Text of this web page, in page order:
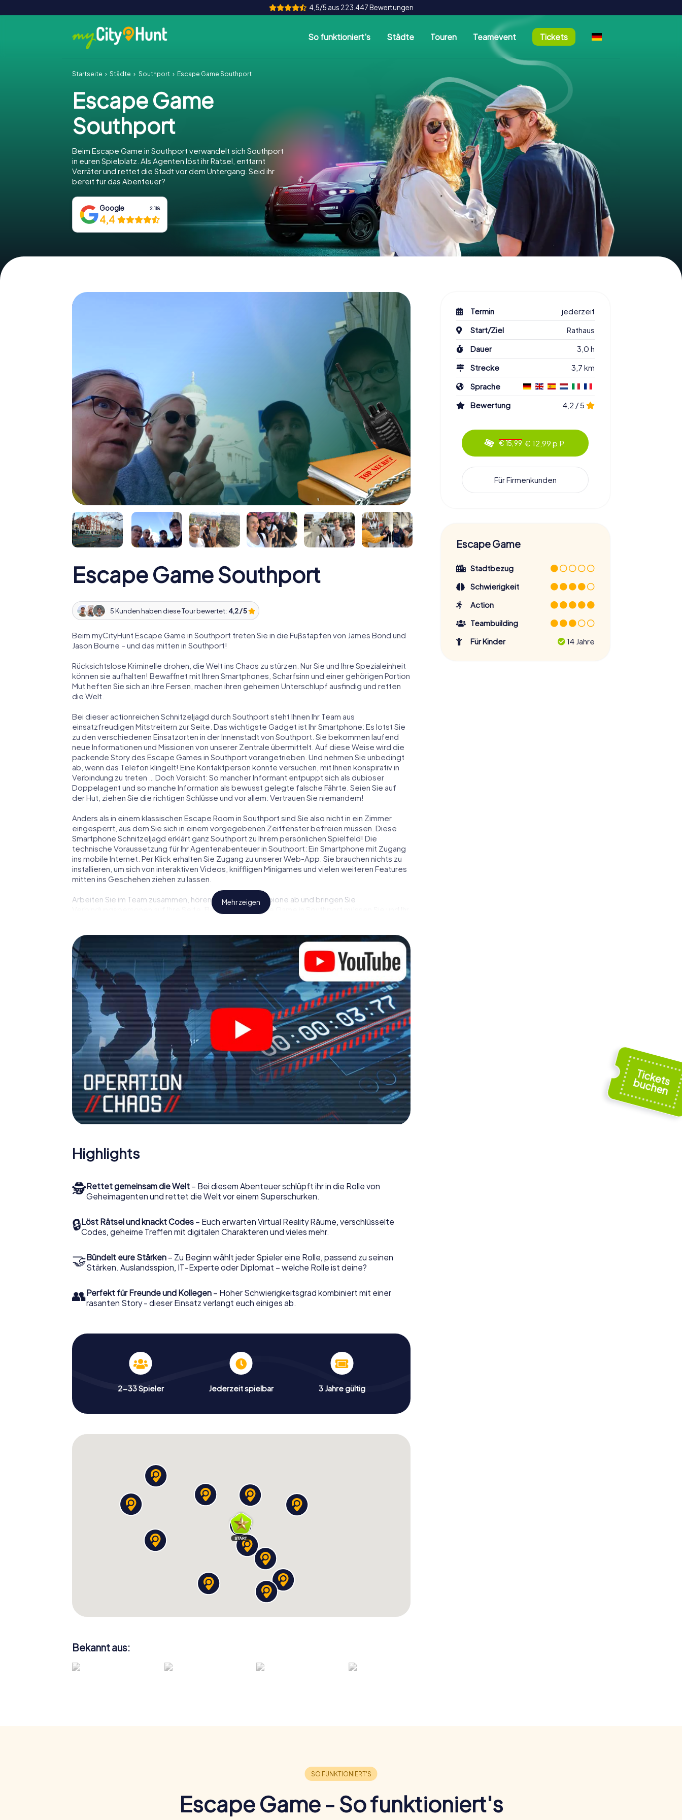
4,5/5 aus 223.447 Bewertungen
So funktioniert's Städte Touren Teamevent Tickets
Startseite Städte Southport Escape Game Southport
Escape Game
Southport
Beim Escape Game in Southport verwandelt sich Southport
in euren Spielplatz. Als Agenten löst ihr Rätsel, enttarnt
Verräter und rettet die Stadt vor dem Untergang. Seid ihr
bereit für das Abenteuer?
Google 2.118
4,4
Escape Game Southport
5 Kunden haben diese Tour bewertet: 4,2 / 5
Beim myCityHunt Escape Game in Southport treten Sie in die Fußstapfen von James Bond und
Jason Bourne – und das mitten in Southport!
Rücksichtslose Kriminelle drohen, die Welt ins Chaos zu stürzen. Nur Sie und Ihre Spezialeinheit
können sie aufhalten! Bewaffnet mit Ihren Smartphones, Scharfsinn und einer gehörigen Portion
Mut heften Sie sich an ihre Fersen, machen ihren geheimen Unterschlupf ausfindig und retten
die Welt.
Bei dieser actionreichen Schnitzeljagd durch Southport steht Ihnen Ihr Team aus
einsatzfreudigen Mitstreitern zur Seite. Das wichtigste Gadget ist Ihr Smartphone: Es lotst Sie
zu den verschiedenen Einsatzorten in der Innenstadt von Southport. Sie bekommen laufend
neue Informationen und Missionen von unserer Zentrale übermittelt. Auf diese Weise wird die
packende Story des Escape Games in Southport vorangetrieben. Und nehmen Sie unbedingt
ab, wenn das Telefon klingelt! Eine Kontaktperson könnte versuchen, mit Ihnen konspirativ in
Verbindung zu treten … Doch Vorsicht: So mancher Informant entpuppt sich als dubioser
Doppelagent und so manche Information als bewusst gelegte falsche Fährte. Seien Sie auf
der Hut, ziehen Sie die richtigen Schlüsse und vor allem: Vertrauen Sie niemandem!
Anders als in einem klassischen Escape Room in Southport sind Sie also nicht in ein Zimmer
eingesperrt, aus dem Sie sich in einem vorgegebenen Zeitfenster befreien müssen. Diese
Smartphone Schnitzeljagd erklärt ganz Southport zu Ihrem persönlichen Spielfeld! Die
technische Voraussetzung für Ihr Agentenabenteuer in Southport: Ein Smartphone mit Zugang
ins mobile Internet. Per Klick erhalten Sie Zugang zu unserer Web-App. Sie brauchen nichts zu
installieren, um sich von interaktiven Videos, kniffligen Minigames und vielen weiteren Features
mitten ins Geschehen ziehen zu lassen.
Arbeiten Sie im Team zusammen, hören Sie feindliche Spione ab und bringen Sie
Verbindungspersonen auf Ihre Seite. Bei diesem Escape Game in Southport müssen Sie und Ihr
Team im Highscore von Southport und erhalten Zugang zu Ihrer ganz persönlichen
Bildergalerie. Das myCityHunt Escape Game macht Southport zu Ihrem ganz persönlichen
Erlebnisspielplatz. Holen Sie sich Ihre Tickets in die Welt der Spionage und Geheimagenten und
verwandeln Sie Southport in einen Outdoor Escape Room!
Mehr zeigen
Highlights
🕵Rettet gemeinsam die Welt – Bei diesem Abenteuer schlüpft ihr in die Rolle von
Geheimagenten und rettet die Welt vor einem Superschurken.
🔒Löst Rätsel und knackt Codes – Euch erwarten Virtual Reality Räume, verschlüsselte
Codes, geheime Treffen mit digitalen Charakteren und vieles mehr.
🤝Bündelt eure Stärken – Zu Beginn wählt jeder Spieler eine Rolle, passend zu seinen
Stärken. Auslandsspion, IT-Experte oder Diplomat – welche Rolle ist deine?
👥Perfekt für Freunde und Kollegen – Hoher Schwierigkeitsgrad kombiniert mit einer
rasanten Story - dieser Einsatz verlangt euch einiges ab.
2-33 Spieler Jederzeit spielbar 3 Jahre gültig
Termin
jederzeit
Start/Ziel
Rathaus
Dauer
3,0 h
Strecke
3,7 km
Sprache
Bewertung
4,2 / 5
€ 15,99 € 12,99 p.P.
Für Firmenkunden
Escape Game
Stadtbezug
Schwierigkeit
Action
Teambuilding
Für Kinder
14 Jahre
Bekannt aus:
Escape Game - So funktioniert's